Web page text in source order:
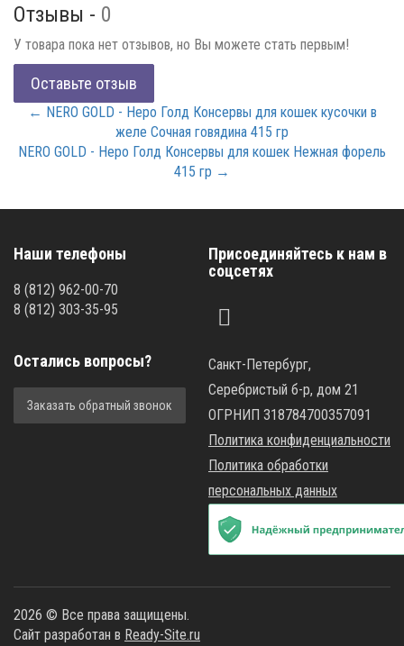
Отзывы - 0
У товара пока нет отзывов, но Вы можете стать первым!
Оставьте отзыв
← NERO GOLD - Неро Голд Консервы для кошек кусочки в
желе Сочная говядина 415 гр
NERO GOLD - Неро Голд Консервы для кошек Нежная форель
415 гр →
Наши телефоны
8 (812) 962-00-70
8 (812) 303-35-95
Присоединяйтесь к нам в
соцсетях
Остались вопросы?
Заказать обратный звонок
Санкт-Петербург,
Серебристый б-р, дом 21
ОГРНИП 318784700357091
Политика конфиденциальности
Политика обработки
персональных данных
2026 © Все права защищены.
Сайт разработан в Ready-Site.ru